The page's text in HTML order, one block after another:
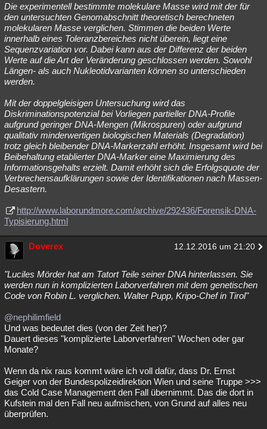
Die experimentell bestimmte molekulare Masse wird mit der für
den untersuchten Genomabschnitt theoretisch berechneten
molekularen Masse verglichen. Stimmen die beiden Werte
innerhalb eines Toleranzbereiches nicht überein, liegt eine
Sequenzvariation vor. Dabei kann aus der Differenz der beiden
Werte auf die Art der Veränderung geschlossen werden. Sowohl
Längen- als auch Nukleotidvarianten können so unterschieden
werden.
Mit der doppelgleisigen Untersuchung wird das
Diskriminationspotenzial bei Vorliegen partieller DNA-Profile
aufgrund geringer DNA-Mengen (Mikrospuren) oder aufgrund
qualitativ minderwertigen biologischen Materials (Degradation)
trotz gleich bleibender DNA-Markerzahl erhöht. Insgesamt wird bei
Beibehaltung etablierter DNA-Marker eine Maximierung des
Informationsgehalts erzielt. Damit erhöht sich die Erfolgsquote der
Verbrechensaufklärungen sowie der Identifikationen nach Massen-
Desastern.
http://www.laborundmore.com/archive/292436/Forensik-DNA-
Typisierung.html
Doverex 12.12.2016 um 21:20
"Luciles Mörder hat am Tatort Teile seiner DNA hinterlassen. Sie
werden nun in komplizierten Laborverfahren mit dem genetischen
Code von Robin L. verglichen. Walter Pupp, Kripo-Chef in Tirol"
@nephilimfield
Und was bedeutet dies (von der Zeit her)?
Dauert dieses "komplizierte Laborverfahren" Wochen oder gar
Monate?
Wenn da nix raus kommt wäre ich voll dafür, dass Dr. Ernst
Geiger von der Bundespolizeidirektion Wien und seine Truppe >>>
das Cold Case Management den Fall übernimmt. Das die dort in
Kufstein mal den Fall neu aufmischen, von Grund auf alles neu
überprüfen.